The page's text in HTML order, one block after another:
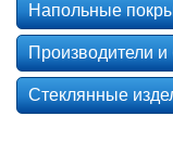
Напольные
Производители
Стеклянные